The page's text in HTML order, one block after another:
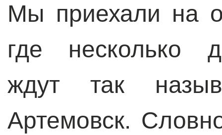
Мы приехали на
где несколько
ждут так
Артемовск.